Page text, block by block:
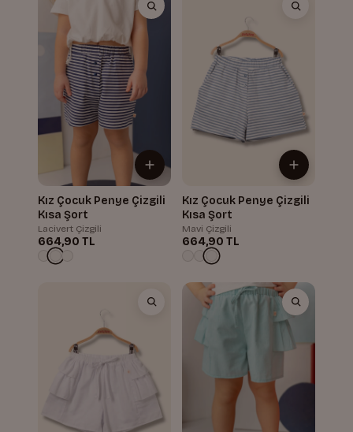
Kız Çocuk Penye Çizgili
Kısa Şort
Lacivert Çizgili
664,90 TL
Kız Çocuk Penye Çizgili
Kısa Şort
Mavi Çizgili
664,90 TL